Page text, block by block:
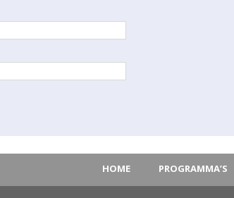
HOME PROGRAMMA’S